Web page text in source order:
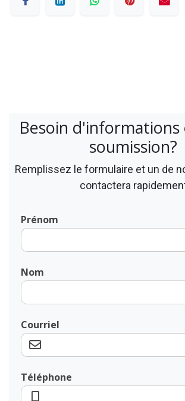
Besoin d'informations
soumission?
Remplissez le formulaire et un de
contactera
Prénom
Nom
Courriel
Téléphone